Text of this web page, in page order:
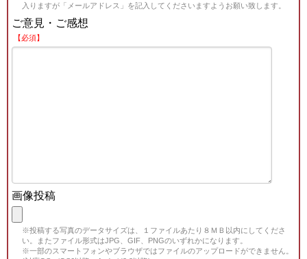
入りますが「メールアドレス」を記入してくださいますようお願い致します。
ご意見・ご感想
【必須】
画像投稿
※投稿する写真のデータサイズは、１ファイルあたり８ＭＢ以内にしてくださ
い。またファイル形式はJPG、GIF、PNGのいずれかになります。
※一部のスマートフォンやブラウザではファイルのアップロードができません。